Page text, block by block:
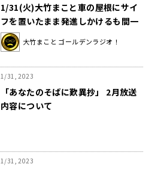
1/31(火)大竹まこと車の屋根にサイ
フを置いたまま発進しかけるも間一
髪！
大竹まこと ゴールデンラジオ！
1/31, 2023
「あなたのそばに歎異抄」 2月放送
内容について
1/31, 2023